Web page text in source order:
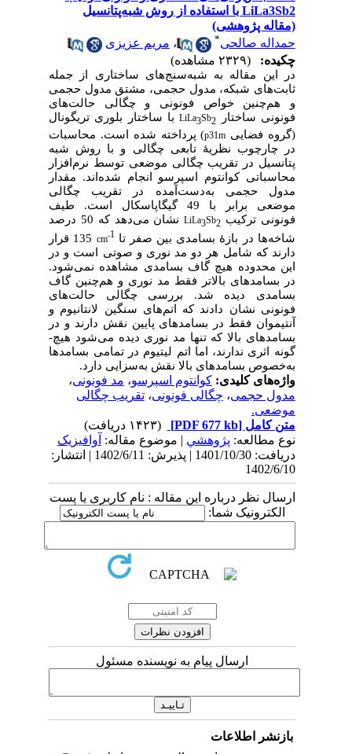
LiLa3Sb2 با استفاده از روش شبه‌پتانسیل
(مقاله پژوهشی)
حمداله صالحی
،مریم عزیزی
چکیده:
در این مقاله به شبه‌سنج‌‎های ساختاری از جمله
ثابت­‌های شبکه، مدول حجمی، مشتق مدول حجمی
و هم‌­چنین خواص فونونی و چگالی حالت‌­های
فونونی ساختار2
Sb
3
LiLaبا ساختار بلوری تریگونال
(گروه فضایی m
‌31
p) پرداخته شده است. محاسبات
در چارچوب نظریۀ تابعی چگالی و با روش شبه­‌
پتانسیل ­در تقریب چگالی موضعی توسط نرم افزار
محاسباتی کوانتوم اسپرسو انجام شده‌­اند. مقدار
مدول حجمی به‌دست‌آمده در تقریب چگالی
موضعی برابر با 49 گیگاپاسکال است. طیف
فونونی ترکیب2
Sb
3
LiLa
نشان می­‌دهد که 50 درصد
شاخه­‌ها در بازۀ بسامدی بین صفر تا1
cm
135 قرار
دارند که شامل هر دو مد­ نوری و صوتی است و در
این محدوده هیچ گاف بسامدی مشاهده نمی‌­شود.
در بسامد­های بالاتر فقط مد­ نوری و همچنین گاف
بسامدی دیده شد. بررسی چگالی حالت‌­های
فونونی نشان دادند که اتم‌­های سنگین لانتانیوم و
آنتیموان فقط در بسامدهای پایین نقش دارند و در
بسامدهای بالا که تنها مد نوری دیده می­‌شود هیچ‌­
گونه اثری ندارند، اما اتم لیتیوم در تمامی بسامدها
به‌خصوص بسامدهای بالا نقش به‌سزایی دارد.
واژه‌های کلیدی:کوانتوم اسپرسو،مد فونونی،
مدول حجمی،چگالی فونونی،تقریب چگالی
موضعی.
متن کامل[PDF 677 kb]
نوع مطالعه:پژوهشي| موضوع مقاله:آوافیزیک
دریافت: 1401/10/30 | پذیرش: 1402/6/11 | انتشار:
1402/6/10
ارسال نظر درباره این مقاله : نام کاربری یا پست
الکترونیک شما:
ارسال پیام به نویسنده مسئول
بازنشر اطلاعات